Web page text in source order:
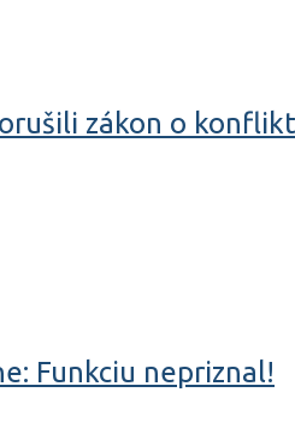
zákon o
Funkciu nepriznal!